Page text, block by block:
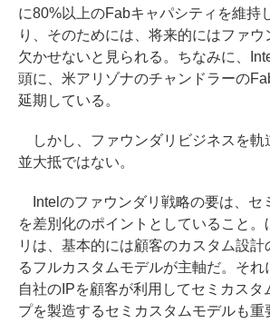
に80%以上のFabキャパシティを維持
り、そのためには、将来的にはファ
欠かせないと見られる。ちなみに、
頭に、米アリゾナのチャンドラーの
延期している。
しかし、ファウンダリビジネスを軌
並大抵ではない。
Intelのファウンダリ戦略の要は、セ
を差別化のポイントとしていること。
リは、基本的には顧客のカスタム設計
るフルカスタムモデルが主軸だ。それ
自社のIPを顧客が利用してセミカスタ
プを製造するセミカスタムモデルも重